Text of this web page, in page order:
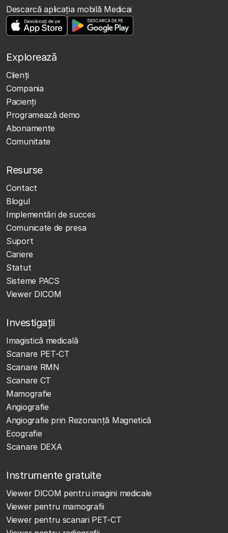
Descarcă aplicația mobilă Medicai
Explorează
Clienţi
Compania
Pacienți
Programează demo
Abonamente
Comunitate
Resurse
Contact
Blogul
Implementări de succes
Comunicate de presa
Suport
Cariere
Statut
Sisteme PACS
Viewer DICOM
Investigații
Imagistică medicală
Scanare PET-CT
Scanare RMN
Scanare CT
Mamografie
Angiografie
Angiografie prin Rezonanță Magnetică
Ecografie
Scanare DEXA
Instrumente gratuite
Viewer DICOM pentru imagini medicale
Viewer pentru mamografii
Viewer pentru scanari PET-CT